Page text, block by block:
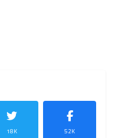
52K
18K